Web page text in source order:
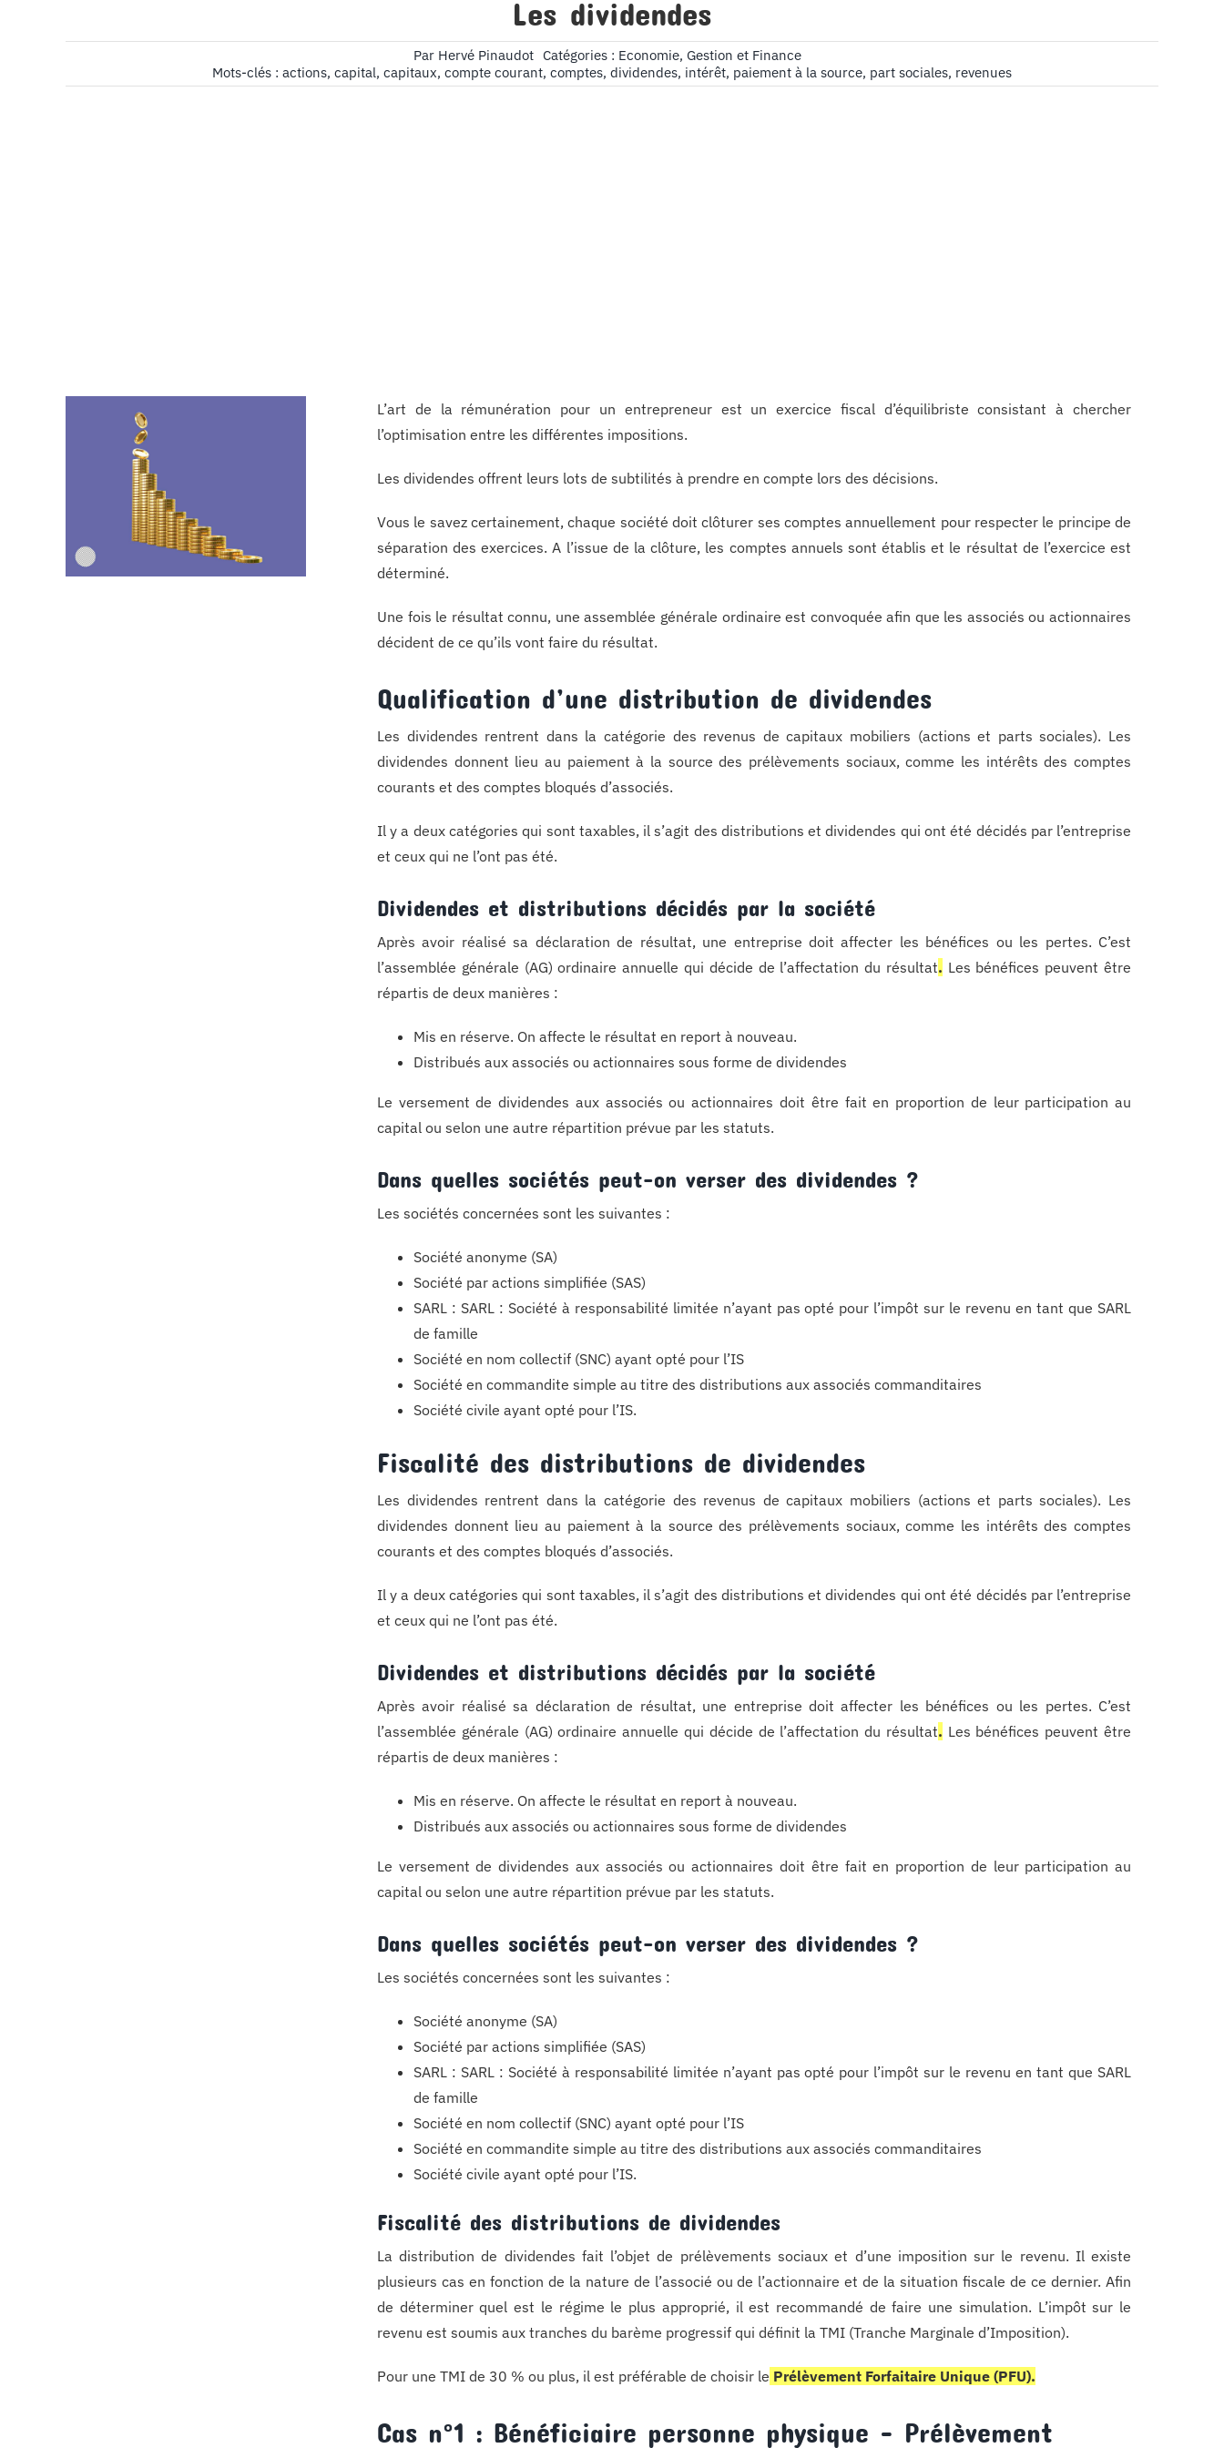
Les dividendes
Par Hervé Pinaudot Catégories : Economie, Gestion et Finance
Mots-clés : actions, capital, capitaux, compte courant, comptes, dividendes, intérêt, paiement à la source, part sociales, revenues
L’art de la rémunération pour un entrepreneur est un exercice fiscal d’équilibriste consistant à chercher
l’optimisation entre les différentes impositions.
Les dividendes offrent leurs lots de subtilités à prendre en compte lors des décisions.
Vous le savez certainement, chaque société doit clôturer ses comptes annuellement pour respecter le principe de
séparation des exercices. A l’issue de la clôture, les comptes annuels sont établis et le résultat de l’exercice est
déterminé.
Une fois le résultat connu, une assemblée générale ordinaire est convoquée afin que les associés ou actionnaires
décident de ce qu’ils vont faire du résultat.
Qualification d’une distribution de dividendes
Les dividendes rentrent dans la catégorie des revenus de capitaux mobiliers (actions et parts sociales). Les
dividendes donnent lieu au paiement à la source des prélèvements sociaux, comme les intérêts des comptes
courants et des comptes bloqués d’associés.
Il y a deux catégories qui sont taxables, il s’agit des distributions et dividendes qui ont été décidés par l’entreprise
et ceux qui ne l’ont pas été.
Dividendes et distributions décidés par la société
Après avoir réalisé sa déclaration de résultat, une entreprise doit affecter les bénéfices ou les pertes. C’est
l’assemblée générale (AG) ordinaire annuelle qui décide de l’affectation du résultat. Les bénéfices peuvent être
répartis de deux manières :
Mis en réserve. On affecte le résultat en report à nouveau.
Distribués aux associés ou actionnaires sous forme de dividendes
Le versement de dividendes aux associés ou actionnaires doit être fait en proportion de leur participation au
capital ou selon une autre répartition prévue par les statuts.
Dans quelles sociétés peut-on verser des dividendes ?
Les sociétés concernées sont les suivantes :
Société anonyme (SA)
Société par actions simplifiée (SAS)
SARL : SARL : Société à responsabilité limitée n’ayant pas opté pour l’impôt sur le revenu en tant que SARL
de famille
Société en nom collectif (SNC) ayant opté pour l’IS
Société en commandite simple au titre des distributions aux associés commanditaires
Société civile ayant opté pour l’IS.
Fiscalité des distributions de dividendes
Les dividendes rentrent dans la catégorie des revenus de capitaux mobiliers (actions et parts sociales). Les
dividendes donnent lieu au paiement à la source des prélèvements sociaux, comme les intérêts des comptes
courants et des comptes bloqués d’associés.
Il y a deux catégories qui sont taxables, il s’agit des distributions et dividendes qui ont été décidés par l’entreprise
et ceux qui ne l’ont pas été.
Dividendes et distributions décidés par la société
Après avoir réalisé sa déclaration de résultat, une entreprise doit affecter les bénéfices ou les pertes. C’est
l’assemblée générale (AG) ordinaire annuelle qui décide de l’affectation du résultat. Les bénéfices peuvent être
répartis de deux manières :
Mis en réserve. On affecte le résultat en report à nouveau.
Distribués aux associés ou actionnaires sous forme de dividendes
Le versement de dividendes aux associés ou actionnaires doit être fait en proportion de leur participation au
capital ou selon une autre répartition prévue par les statuts.
Dans quelles sociétés peut-on verser des dividendes ?
Les sociétés concernées sont les suivantes :
Société anonyme (SA)
Société par actions simplifiée (SAS)
SARL : SARL : Société à responsabilité limitée n’ayant pas opté pour l’impôt sur le revenu en tant que SARL
de famille
Société en nom collectif (SNC) ayant opté pour l’IS
Société en commandite simple au titre des distributions aux associés commanditaires
Société civile ayant opté pour l’IS.
Fiscalité des distributions de dividendes
La distribution de dividendes fait l’objet de prélèvements sociaux et d’une imposition sur le revenu. Il existe
plusieurs cas en fonction de la nature de l’associé ou de l’actionnaire et de la situation fiscale de ce dernier. Afin
de déterminer quel est le régime le plus approprié, il est recommandé de faire une simulation. L’impôt sur le
revenu est soumis aux tranches du barème progressif qui définit la TMI (Tranche Marginale d’Imposition).
Pour une TMI de 30 % ou plus, il est préférable de choisir le Prélèvement Forfaitaire Unique (PFU).
Cas n°1 : Bénéficiaire personne physique – Prélèvement